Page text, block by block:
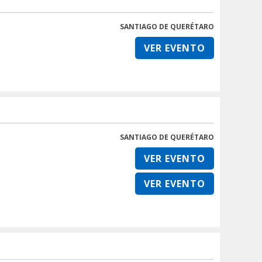
SANTIAGO DE QUERÉTARO
VER EVENTO
SANTIAGO DE QUERÉTARO
VER EVENTO
VER EVENTO